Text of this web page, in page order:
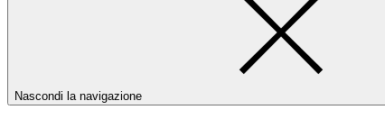
Nascondi la navigazione